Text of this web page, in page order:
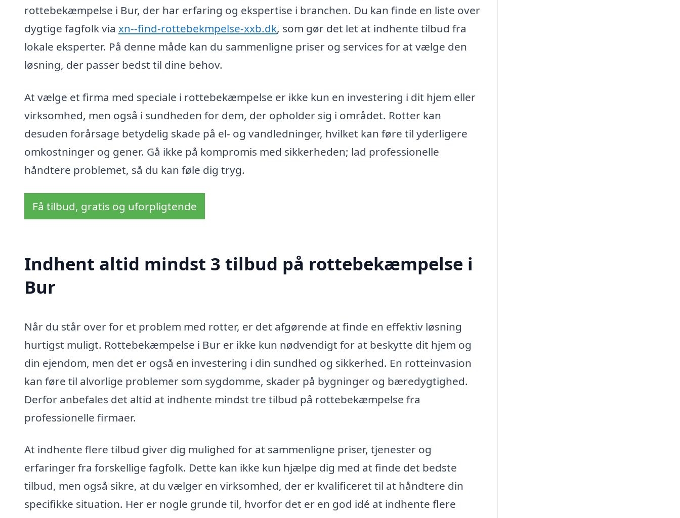
rottebekæmpelse i Bur, der har erfaring og ekspertise i branchen. Du kan finde en liste over
dygtige fagfolk via xn--find-rottebekmpelse-xxb.dk, som gør det let at indhente tilbud fra
lokale eksperter. På denne måde kan du sammenligne priser og services for at vælge den
løsning, der passer bedst til dine behov.
At vælge et firma med speciale i rottebekæmpelse er ikke kun en investering i dit hjem eller
virksomhed, men også i sundheden for dem, der opholder sig i området. Rotter kan
desuden forårsage betydelig skade på el- og vandledninger, hvilket kan føre til yderligere
omkostninger og gener. Gå ikke på kompromis med sikkerheden; lad professionelle
håndtere problemet, så du kan føle dig tryg.
Få tilbud, gratis og uforpligtende
Indhent altid mindst 3 tilbud på rottebekæmpelse i
Bur
Når du står over for et problem med rotter, er det afgørende at finde en effektiv løsning
hurtigst muligt. Rottebekæmpelse i Bur er ikke kun nødvendigt for at beskytte dit hjem og
din ejendom, men det er også en investering i din sundhed og sikkerhed. En rotteinvasion
kan føre til alvorlige problemer som sygdomme, skader på bygninger og bæredygtighed.
Derfor anbefales det altid at indhente mindst tre tilbud på rottebekæmpelse fra
professionelle firmaer.
At indhente flere tilbud giver dig mulighed for at sammenligne priser, tjenester og
erfaringer fra forskellige fagfolk. Dette kan ikke kun hjælpe dig med at finde det bedste
tilbud, men også sikre, at du vælger en virksomhed, der er kvalificeret til at håndtere din
specifikke situation. Her er nogle grunde til, hvorfor det er en god idé at indhente flere